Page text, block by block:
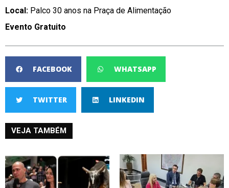
Local: Palco 30 anos na Praça de Alimentação
Evento Gratuito
FACEBOOK WHATSAPP
TWITTER LINKEDIN
VEJA TAMBÉM